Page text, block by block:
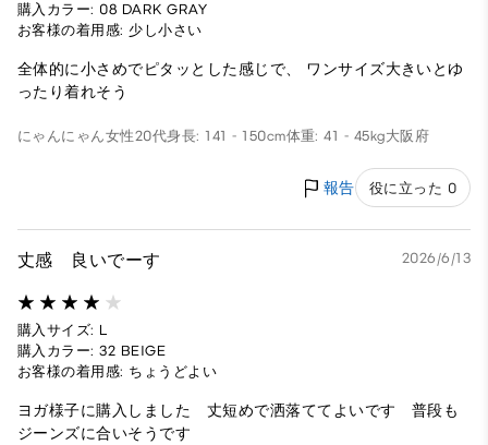
購入カラー: 08 DARK GRAY
お客様の着用感: 少し小さい
全体的に小さめでピタッとした感じで、 ワンサイズ大きいとゆ
ったり着れそう
にゃんにゃん女性20代身長: 141 - 150cm体重: 41 - 45kg大阪府
報告 役に立った 0
丈感 良いでーす 2026/6/13
購入サイズ: L
購入カラー: 32 BEIGE
お客様の着用感: ちょうどよい
ヨガ様子に購入しました 丈短めで洒落ててよいです 普段も
ジーンズに合いそうです